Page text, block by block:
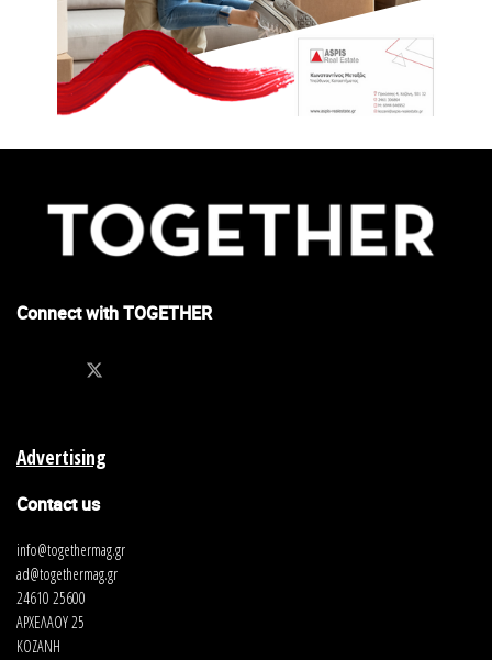
άφιξη στην πόλη!
Διεύθυνση
Λαρίσης & Κωνσταντίνου Καραμανλή, Kοζάνη
Fb @Cielo
Connect with TOGETHER
Advertising
Contact us
info@togethermag.gr
ad@togethermag.gr
24610 25600
ΑΡΧΕΛΑΟΥ 25
ΚΟΖΑΝΗ